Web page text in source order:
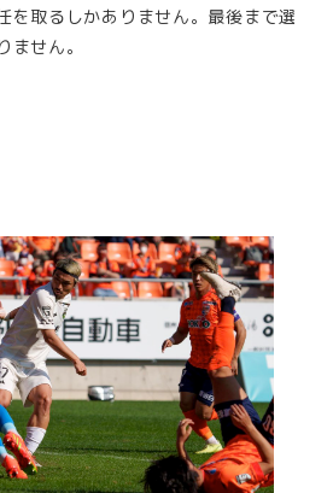
を取るしかありません。最後まで選
せん。